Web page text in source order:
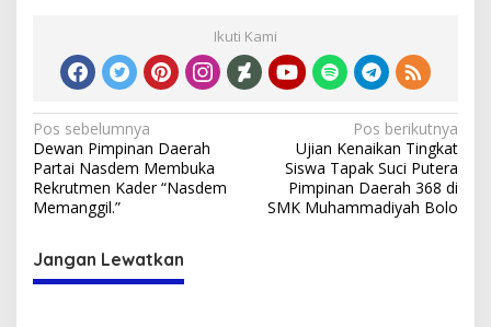
Ikuti Kami
Navigasi
pos
Pos sebelumnya
Dewan Pimpinan Daerah
Partai Nasdem Membuka
Rekrutmen Kader “Nasdem
Memanggil.”
Pos berikutnya
Ujian Kenaikan Tingkat
Siswa Tapak Suci Putera
Pimpinan Daerah 368 di
SMK Muhammadiyah Bolo
Jangan Lewatkan